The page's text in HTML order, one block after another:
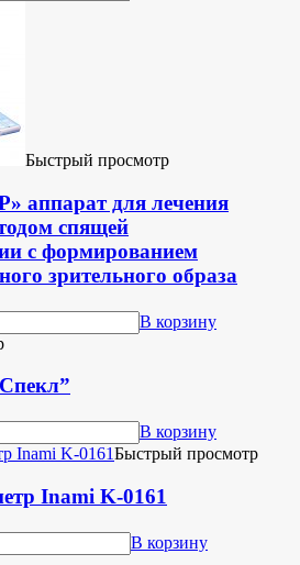
Быстрый просмотр
для лечения
спящей
с формированием
зрительного образа
В корзину
В корзину
Быстрый просмотр
Inami K-0161
В корзину